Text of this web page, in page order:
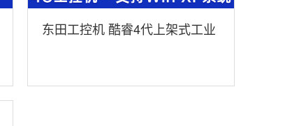
东田工控机 酷睿4代上架式工业